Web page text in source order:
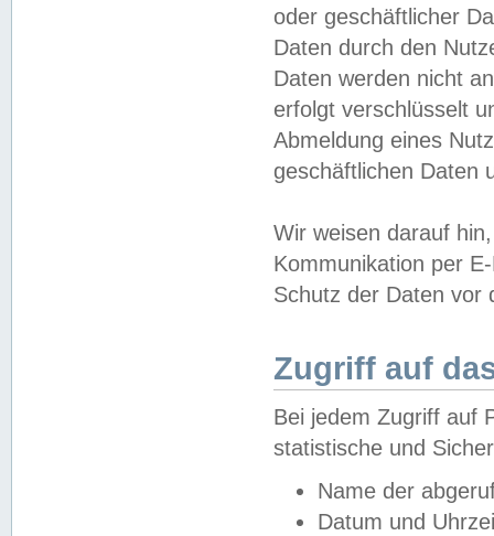
oder geschäftlicher
Daten durch den
Daten werden nicht
erfolgt verschlüsselt
Abmeldung eines
geschäftlichen Daten
Wir weisen darauf
Kommunikation per
Schutz der Daten vor
Zugriff auf
Bei jedem Zugriff auf
statistische und
Name der
Datum und